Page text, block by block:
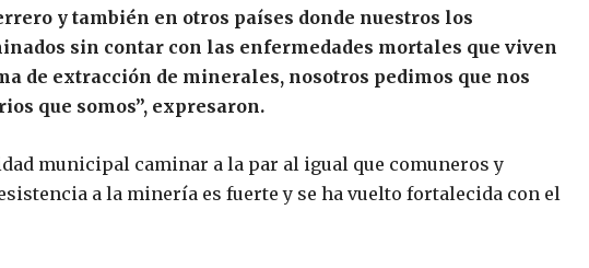
y también en otros países donde nuestros los
sin contar con las enfermedades mortales que viven
de extracción de minerales, nosotros pedimos que nos
que somos”, expresaron.
municipal caminar a la par al igual que comuneros y
a la minería es fuerte y se ha vuelto fortalecida con el